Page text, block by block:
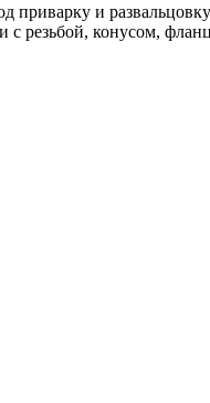
и развальцовку
резьбой, конусом,